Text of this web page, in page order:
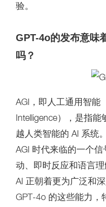
验。
GPT-4o的发布意味
吗？
AGI，即人工通用智能
Intelligence），是指
越人类智能的 AI 系统
AGI 时代来临的一个
动、即时反应和语言
AI 正朝着更为广泛和
GPT-4o 的这些能力，